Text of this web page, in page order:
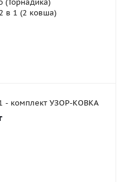
(Торнадика)
в 1 (2 ковша)
- комплект УЗОР-КОВКА